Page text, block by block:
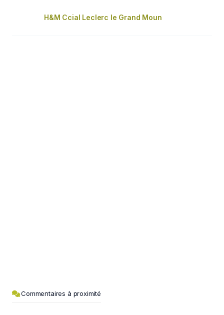
H&M Ccial Leclerc le Grand Moun
Commentaires à proximité